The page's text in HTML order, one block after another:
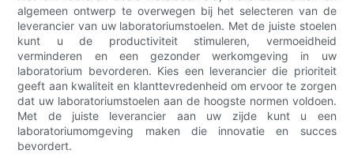
algemeen ontwerp te overwegen bij het selecteren van de
leverancier van uw laboratoriumstoelen. Met de juiste stoelen
kunt u de productiviteit stimuleren, vermoeidheid
verminderen en een gezonder werkomgeving in uw
laboratorium bevorderen. Kies een leverancier die prioriteit
geeft aan kwaliteit en klanttevredenheid om ervoor te zorgen
dat uw laboratoriumstoelen aan de hoogste normen voldoen.
Met de juiste leverancier aan uw zijde kunt u een
laboratoriumomgeving maken die innovatie en succes
bevordert.